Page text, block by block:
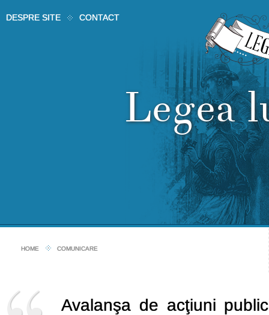
DESPRE SITE CONTACT
Legea
HOME COMUNICARE
Avalanşa de acţiuni